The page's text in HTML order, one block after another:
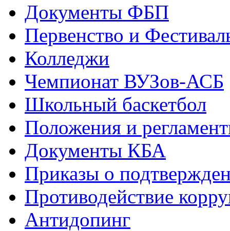
Документы ФБП
Первенство и
Колледжи
Чемпионат ВУЗов-АСБ
Школьный баскетбол
Положения и
Документы КБА
Приказы о
Противодействие
Антидопинг